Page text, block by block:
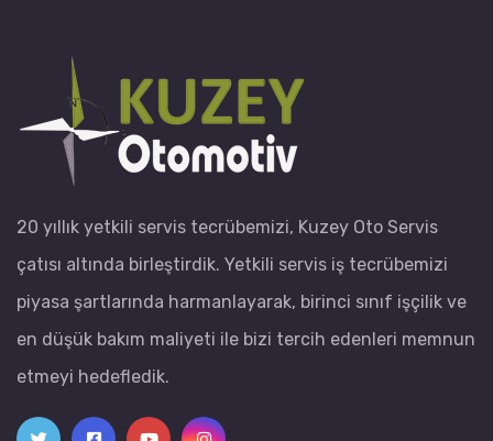
20 yıllık yetkili servis tecrübemizi, Kuzey Oto Servis
çatısı altında birleştirdik. Yetkili servis iş tecrübemizi
piyasa şartlarında harmanlayarak, birinci sınıf işçilik ve
en düşük bakım maliyeti ile bizi tercih edenleri memnun
etmeyi hedefledik.